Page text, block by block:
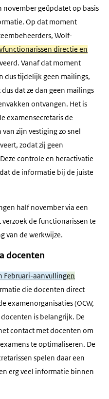
geüpdatet op basis
Op dat moment
Wolf-
directie en
Vanaf dat moment
dus tijdelijk geen mailings,
dat ze dan geen mailings
ontvangen. Het is
examensecretaris de
zijn vestiging zo snel
zodat zij geen
controle en heractivatie
de informatie bij de juiste
half november via een
de functionarissen te
van de werkwijze.
docenten
Februari-aanvullingen
die docenten direct
examenorganisaties (OCW,
docenten is belangrijk. De
contact met docenten om
te optimaliseren. De
spelen daar een
erg veel informatie binnen